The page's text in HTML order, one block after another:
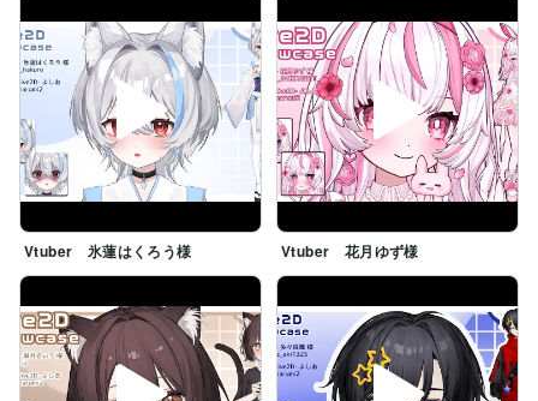
Vtuber 氷蓮はくろう様 Vtuber 花月ゆず様